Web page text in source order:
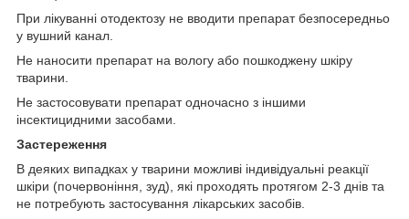
При лікуванні отодектозу не вводити препарат безпосередньо
у вушний канал.
Не наносити препарат на вологу або пошкоджену шкіру
тварини.
Не застосовувати препарат одночасно з іншими
інсектицидними засобами.
Застереження
В деяких випадках у тварини можливі індивідуальні реакції
шкіри (почервоніння, зуд), які проходять протягом 2-3 днів та
не потребують застосування лікарських засобів.